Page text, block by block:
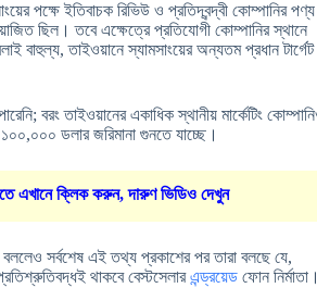
পক্ষে ইতিবাচক রিভিউ ও প্রতিদ্বন্দ্বী কোম্পানির পণ্য
ছিল। তবে এক্ষেত্রে প্রতিযোগী কোম্পানির স্থানে
বাহুল্য, তাইওয়ানে স্যামসাংয়ের অন্যতম প্রধান টার্গেট
বরং তাইওয়ানের একাধিক স্থানীয় মার্কেটিং
ডলার জরিমানা গুনতে যাচ্ছে।
এখানে ক্লিক করুন, দারুণ ভিডিও দেখুন
সর্বশেষ এই তথ্য প্রকাশের পর তারা বলছে যে,
থাকবে বেস্টসেলারএন্ড্রয়েড ফোন নির্মাতা।